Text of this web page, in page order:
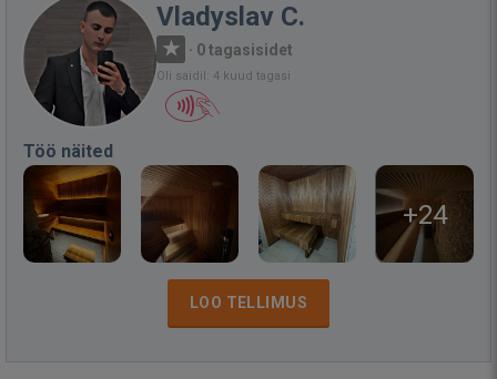
Vladyslav C.
· 0 tagasisidet
Oli saidil: 4 kuud tagasi
Töö näited
+24
LOO TELLIMUS